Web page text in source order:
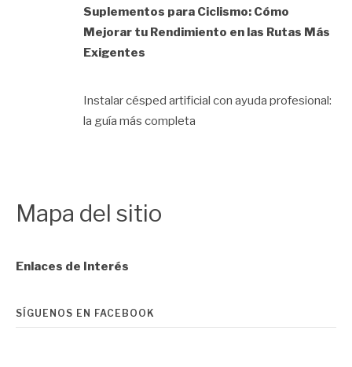
Suplementos para Ciclismo: Cómo
Mejorar tu Rendimiento en las Rutas Más
Exigentes
Instalar césped artificial con ayuda profesional:
la guía más completa
Mapa del sitio
Enlaces de Interés
SÍGUENOS EN FACEBOOK